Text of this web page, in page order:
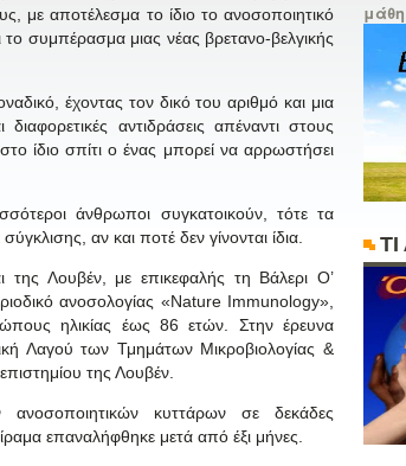
με αποτέλεσμα το ίδιο το ανοσοποιητικό
το συμπέρασμα μιας νέας βρετανο-βελγικής
έχοντας τον δικό του αριθμό και μια
αντιδράσεις απέναντι στους
ίδιο σπίτι ο ένας μπορεί να αρρωστήσει
άνθρωποι συγκατοικούν, τότε τα
αν και ποτέ δεν γίνονται ίδια.
της Λουβέν, με επικεφαλής τη Βάλερι Ο’
ανοσολογίας «Nature Immunology»,
ηλικίας έως 86 ετών. Στην έρευνα
Λαγού των Τμημάτων Μικροβιολογίας &
της Λουβέν.
κυττάρων σε δεκάδες
επαναλήφθηκε μετά από έξι μήνες.